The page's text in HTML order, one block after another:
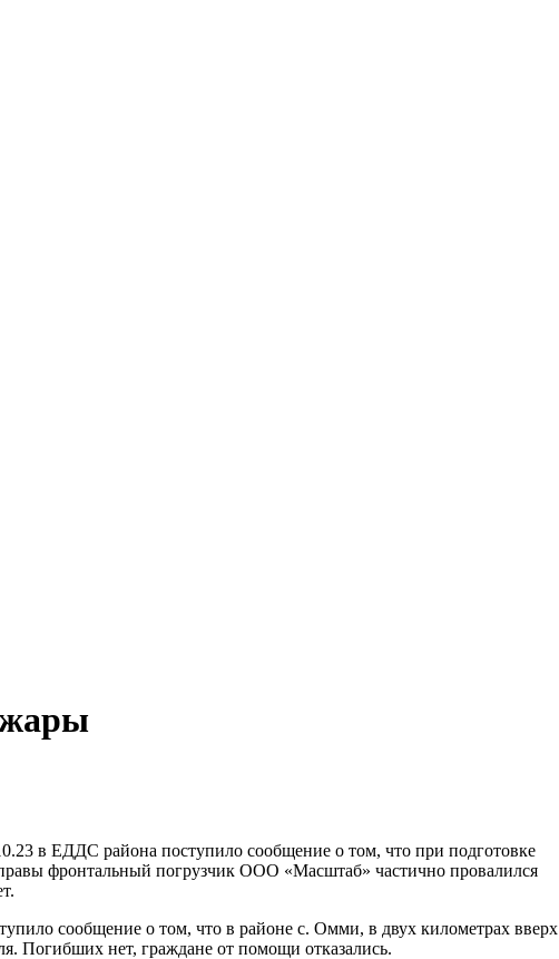
в ЕДДС района поступило сообщение о том, что при подготовке
фронтальный погрузчик ООО «Масштаб» частично провалился
сообщение о том, что в районе с. Омми, в двух километрах вверх
Погибших нет, граждане от помощи отказались.